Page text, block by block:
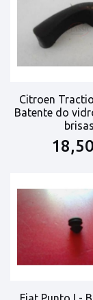
Citroen
Batente do
brisas